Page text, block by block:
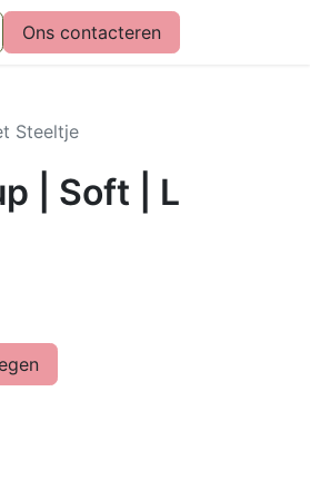
Vragen over menstruatiecups
Ons contacteren
Steeltje
| Soft | L